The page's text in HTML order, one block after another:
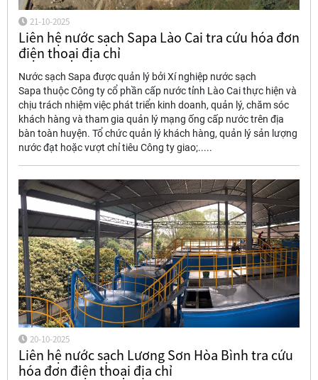
21-10-2025
Liên hệ nước sạch Sapa Lào Cai tra cứu hóa đơn
điện thoại địa chỉ
Nước sạch Sapa được quản lý bởi Xí nghiệp nước sạch
Sapa thuộc Công ty cổ phần cấp nước tỉnh Lào Cai thực hiện và
chịu trách nhiệm việc phát triển kinh doanh, quản lý, chăm sóc
khách hàng và tham gia quản lý mạng ống cấp nước trên địa
bàn toàn huyện. Tổ chức quản lý khách hàng, quản lý sản lượng
nước đạt hoặc vượt chỉ tiêu Công ty giao;.....
20-10-2025
Liên hệ nước sạch Lương Sơn Hòa Bình tra cứu
hóa đơn điện thoại địa chỉ